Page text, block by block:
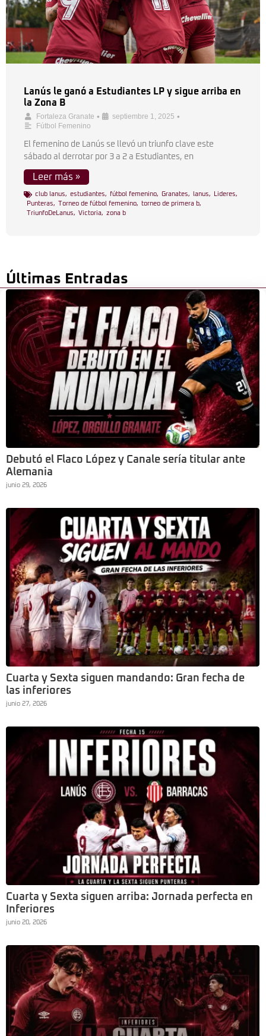
Lanús le ganó a Estudiantes LP y sigue arriba en
la Zona B
Fortaleza Granate • septiembre 1, 2025 •
Fútbol Femenino
El femenino de Lanús se llevó un triunfo clave este
sábado al derrotar por 3 a 2 a Estudiantes, en
Leer más »
club lanus, estudiantes, fútbol femenino, Granates, lanus, Lideres,
Punteras, Torneo de fútbol femenino, torneo de primera b,
TriunfoDeLanus, Victoria, zona b
Últimas Entradas
Debutó el Flaco López y Canale sería titular ante
Alemania
junio 29, 2026
Cuarta y Sexta siguen mandando: Gran fecha de
las inferiores
junio 27, 2026
Cuarta y Sexta siguen arriba: Jornada perfecta en
Inferiores
junio 20, 2026